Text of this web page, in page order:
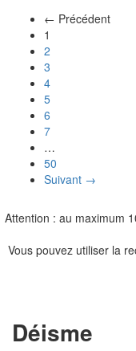
← Précédent
1
2
3
4
5
6
7
…
50
Suivant →
Attention : au maximum
Vous pouvez utiliser la
Déisme